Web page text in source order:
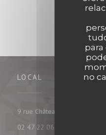
no
LOCAL
9 rue Châteauneuf 37000 tours
02 47 22 06 35